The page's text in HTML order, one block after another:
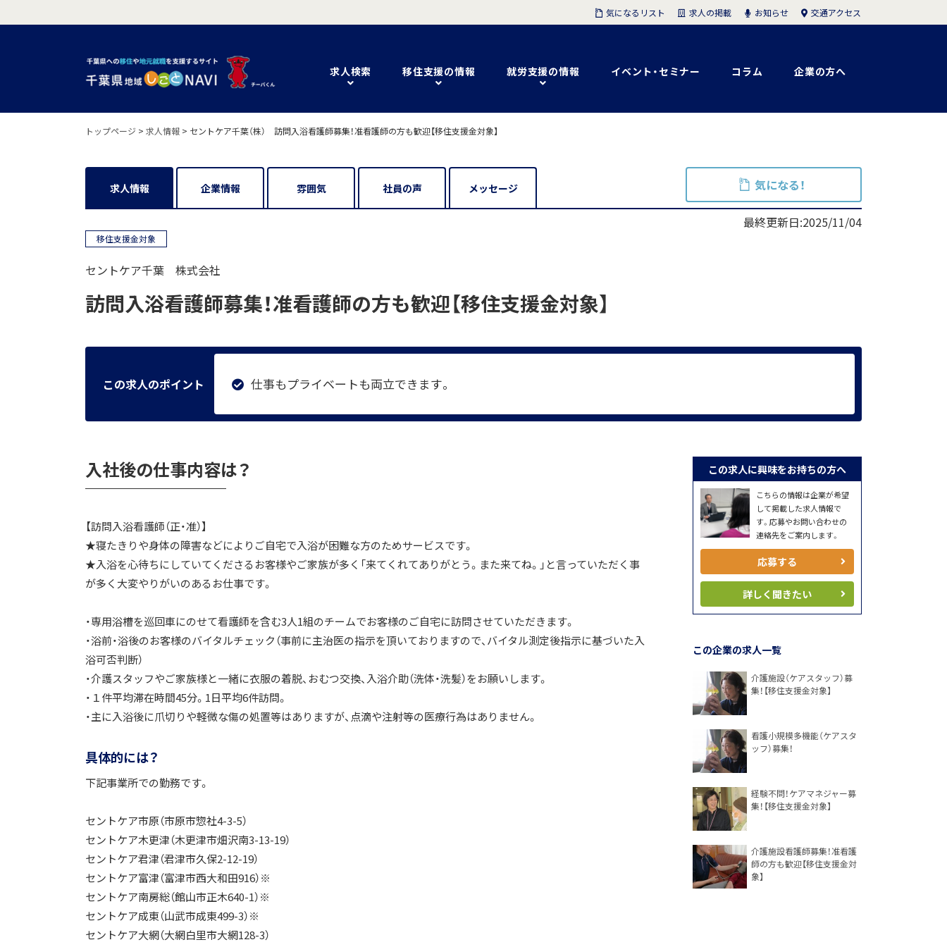
求人検索 移住支援の情報 就労支援の情報 イベント・セミナー コラム 企業の方へ
気になるリスト 求人の掲載 お知らせ 交通アクセス
トップページ > 求人情報 > セントケア千葉（株） 訪問入浴看護師募集！准看護師の方も歓迎【移住支援金対象】
求人情報 企業情報 雰囲気 社員の声 メッセージ 気になる！
最終更新日:2025/11/04
移住支援金対象
セントケア千葉 株式会社
訪問入浴看護師募集！准看護師の方も歓迎【移住支援金対象】
この求人のポイント 仕事もプライベートも両立できます。
入社後の仕事内容は？
【訪問入浴看護師（正・准）】
★寝たきりや身体の障害などによりご自宅で入浴が困難な方のためサービスです。
★入浴を心待ちにしていてくださるお客様やご家族が多く「来てくれてありがとう。また来てね。」と言っていただく事
が多く大変やりがいのあるお仕事です。
・専用浴槽を巡回車にのせて看護師を含む3人1組のチームでお客様のご自宅に訪問させていただきます。
・浴前・浴後のお客様のバイタルチェック（事前に主治医の指示を頂いておりますので、バイタル測定後指示に基づいた入
浴可否判断）
・介護スタッフやご家族様と一緒に衣服の着脱、おむつ交換、入浴介助（洗体・洗髪）をお願いします。
・１件平均滞在時間45分。1日平均6件訪問。
・主に入浴後に爪切りや軽微な傷の処置等はありますが、点滴や注射等の医療行為はありません。
具体的には？
下記事業所での勤務です。
セントケア市原（市原市惣社4-3-5）
セントケア木更津（木更津市畑沢南3-13-19）
セントケア君津（君津市久保2-12-19）
セントケア富津（富津市西大和田916）※
セントケア南房総（館山市正木640-1）※
セントケア成東（山武市成東499-3）※
セントケア大網（大網白里市大網128-3）
この求人に興味をお持ちの方へ
こちらの情報は企業が希望
して掲載した求人情報で
す。応募やお問い合わせの
連絡先をご案内します。
応募する
詳しく聞きたい
この企業の求人一覧
介護施設（ケアスタッフ）募
集！【移住支援金対象】
看護小規模多機能（ケアスタ
ッフ）募集！
経験不問！ケアマネジャー募
集！【移住支援金対象】
介護施設看護師募集！准看護
師の方も歓迎【移住支援金対
象】